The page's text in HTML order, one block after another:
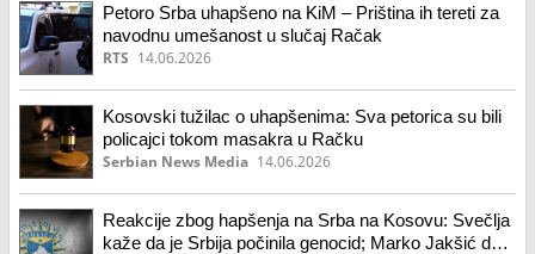
Petoro Srba uhapšeno na KiM – Priština ih tereti za
navodnu umešanost u slučaj Račak
RTS 14.06.2026
Kosovski tužilac o uhapšenima: Sva petorica su bili
policajci tokom masakra u Račku
Serbian News Media 14.06.2026
Reakcije zbog hapšenja na Srba na Kosovu: Svečlja
kaže da je Srbija počinila genocid; Marko Jakšić da